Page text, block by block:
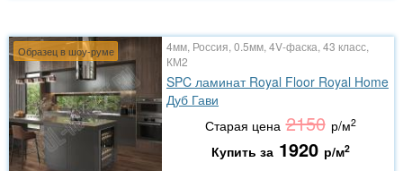
Образец в шоу-руме
4мм, Россия, 0.5мм, 4V-фаска, 43 класс,
КМ2
SPC ламинат Royal Floor Royal Home
Дуб Гави
Старая цена 2150 р/м2
Купить за 1920 р/м2